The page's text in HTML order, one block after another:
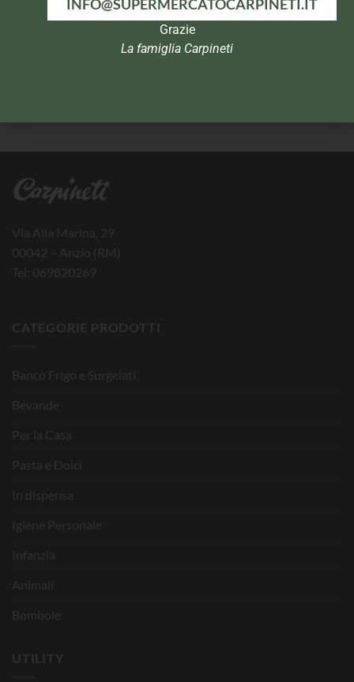
Via Alla Marina, 29
00042 – Anzio (RM)
Tel: 069820269
CATEGORIE PRODOTTI
Banco Frigo e Surgelati
Bevande
Per la Casa
Pasta e Dolci
In dispensa
Igiene Personale
Infanzia
Animali
Bombole
UTILITY
INFO@SUPERMERCATOCARPINETI.IT
Grazie
La famiglia Carpineti